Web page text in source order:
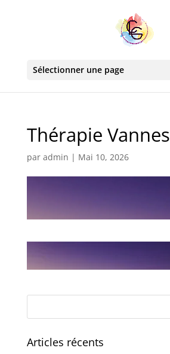
Sélectionner une page
Thérapie Vannes
par admin | Mai 10, 2026
Articles récents